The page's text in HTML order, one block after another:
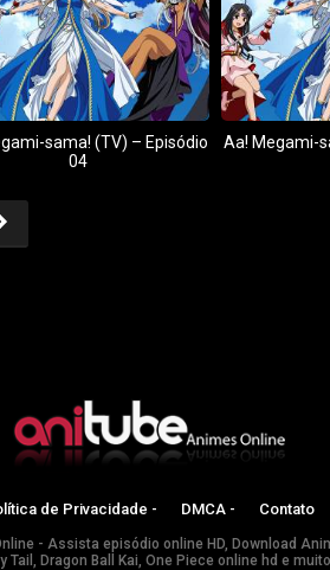
sama! (TV) – Episódio
04
Aa! Megami-
de Privacidade - DMCA - Contato
- Assista episódio online HD, Download
Tail, Dragon Ball Kai, One Piece online hd e